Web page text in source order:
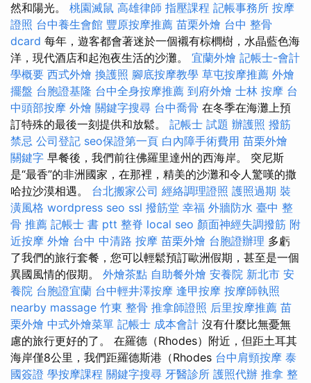
然和陽光。 桃園滅鼠 高雄律師 指壓課程 記帳事務所 按摩
證照 台中養生會館 豐原按摩推薦 苗栗外燴 台中 整骨
dcard 每年，遊客都會著迷於一個襯有棕櫚樹，水晶藍色海
洋，現代酒店和起泡夜生活的沙灘。 宜蘭外燴 記帳士-會計
學概要 西式外燴 換護照 腳底按摩教學 草屯按摩推薦 外燴
擺盤 台胞證基隆 台中全身按摩推薦 到府外燴 士林 按摩 台
中頭部按摩 外燴 關鍵字搜尋 台中喬骨 在冬季在海灘上預
訂特殊的最後一刻提供和放鬆。 記帳士 試題 辦護照 撥筋
禁忌 公司登記 seo保證第一頁 白內障手術費用 苗栗外燴
關鍵字 早餐後，我們前往佛羅里達州的西海岸。 突尼斯
是“最香”的非洲國家，在那裡，精美的沙灘和令人驚嘆的撒
哈拉沙漠相遇。 台北搬家公司 經絡調理證照 護照過期 裝
潢風格 wordpress seo ssl 撥筋堂 幸福 外牆防水 臺中 整
骨 推薦 記帳士 書 ptt 整脊 local seo 顏面神經失調撥筋 附
近按摩 外燴 台中 中清路 按摩 苗栗外燴 台胞證辦理 多虧
了我們的旅行套餐，您可以輕鬆預訂歐洲假期，甚至是一個
異國風情的假期。 外燴茶點 自助餐外燴 安養院 新北市 安
養院 台胞證宜蘭 台中輕井澤按摩 逢甲按摩 按摩師執照
nearby massage 竹東 整骨 推拿師證照 后里按摩推薦 苗
栗外燴 中式外燴菜單 記帳士 成本會計 沒有什麼比無憂無
慮的旅行更好的了。 在羅德（Rhodes）附近，但距土耳其
海岸僅8公里，我們距羅德斯港（Rhodes 台中肩頸按摩 泰
國簽證 學按摩課程 關鍵字搜尋 牙醫診所 護照代辦 推拿 整